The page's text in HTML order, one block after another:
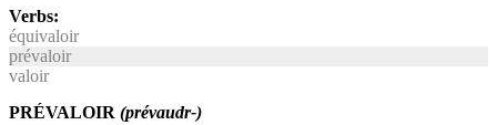
Verbs:
équivaloir
prévaloir
valoir
PRÉVALOIR (prévaudr-)